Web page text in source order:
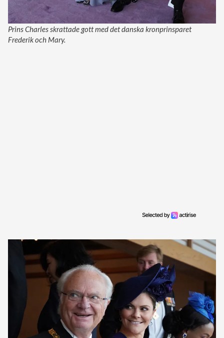
Prins Charles skrattade gott med det danska kronprinsparet
Frederik och Mary.